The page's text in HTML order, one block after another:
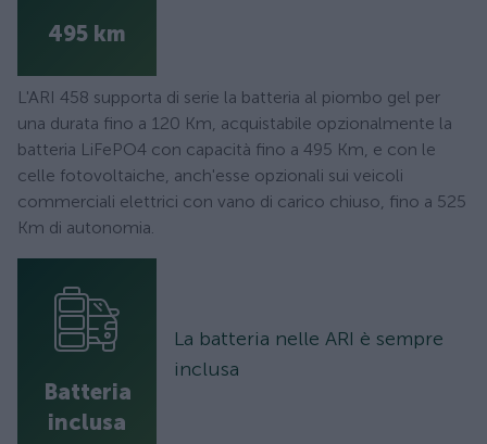
495 km
L'ARI 458 supporta di serie la batteria al piombo gel per
una durata fino a 120 Km, acquistabile opzionalmente la
batteria LiFePO4 con capacità fino a 495 Km, e con le
celle fotovoltaiche, anch'esse opzionali sui veicoli
commerciali elettrici con vano di carico chiuso, fino a 525
Km di autonomia.
Batteria
inclusa
La batteria nelle ARI è sempre
inclusa